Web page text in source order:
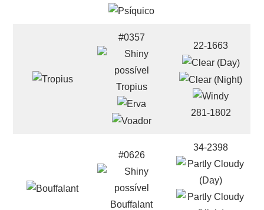
#0357
Tropius
22-1663
281-1802
#0626
Bouffalant
34-2398